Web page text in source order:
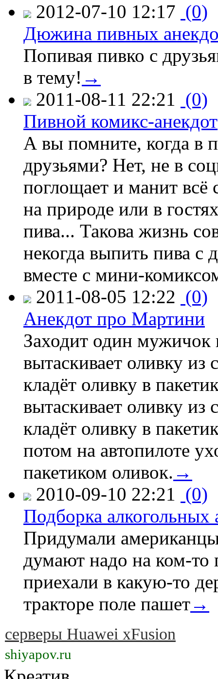
2012-07-10 12:17 (0)
Дюжина пивных
Попивая пивко с
в тему! →
2011-08-11 22:21 (0)
Пивной комикс-анекдот
А вы помните, когда в
друзьями? Нет, не в
поглощает и манит всё
на природе или в
пива... Такова жизнь
некогда выпить пива
вместе с мини-
2011-08-05 12:22 (0)
Анекдот про Мартини
Заходит один мужичок
вытаскивает оливку из
кладёт оливку в
вытаскивает оливку из
кладёт оливку в
потом на автопилоте
пакетиком оливок. →
2010-09-10 22:21 (0)
Подборка алкогольных
Придумали
думают надо на ком-
приехали в какую-то
тракторе поле пашет→
серверы Huawei xFusion
shiyapov.ru